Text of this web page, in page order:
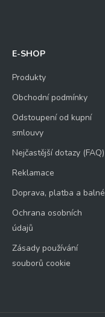
E-SHOP
Produkty
Obchodní podmínky
Odstoupení od kupní
smlouvy
Nejčastější dotazy (FAQ)
Reklamace
Doprava, platba a balné
Ochrana osobních
údajů
Zásady používání
souborů cookie